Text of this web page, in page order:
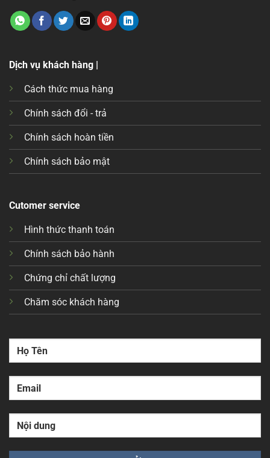
Dịch vụ khách hàng |
Cách thức mua hàng
Chính sách đổi - trả
Chính sách hoàn tiền
Chính sách bảo mật
Cutomer service
Hình thức thanh toán
Chính sách bảo hành
Chứng chỉ chất lượng
Chăm sóc khách hàng